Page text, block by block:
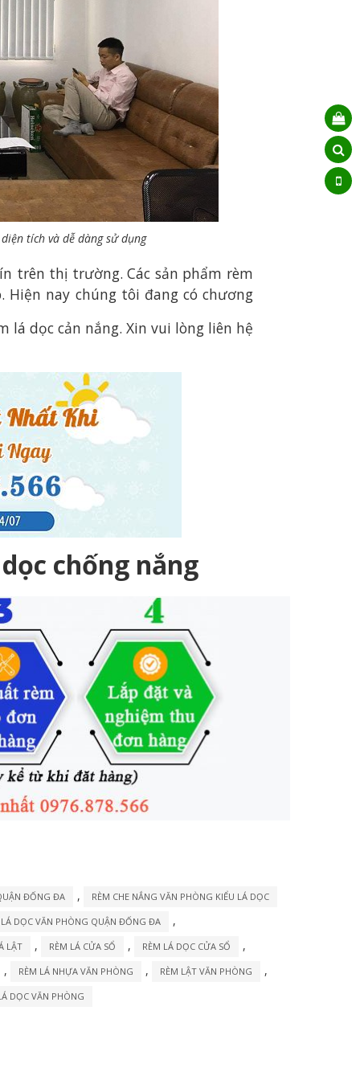
tích và dễ dàng sử dụng
trên thị trường. Các sản phẩm rèm
nay chúng tôi đang có chương
lá dọc cản nắng. Xin vui lòng liên hệ
chống nắng
ĐỐNG ĐA , RÈM CHE NẮNG VĂN PHÒNG KIỂU LÁ DỌC
LÁ DỌC VĂN PHÒNG QUẬN ĐỐNG ĐA ,
LẬT , RÈM LÁ CỬA SỔ , RÈM LÁ DỌC CỬA SỔ ,
, RÈM LÁ NHỰA VĂN PHÒNG , RÈM LẬT VĂN PHÒNG ,
DỌC VĂN PHÒNG